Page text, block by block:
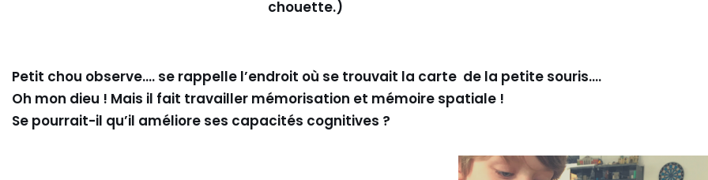
chouette.)
Petit chou observe…. se rappelle l’endroit où se trouvait la carte de la petite souris….
Oh mon dieu ! Mais il fait travailler mémorisation et mémoire spatiale !
Se pourrait-il qu’il améliore ses capacités cognitives ?